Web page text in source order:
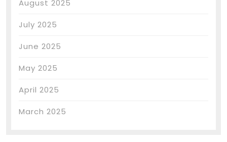
August 2025
July 2025
June 2025
May 2025
April 2025
March 2025